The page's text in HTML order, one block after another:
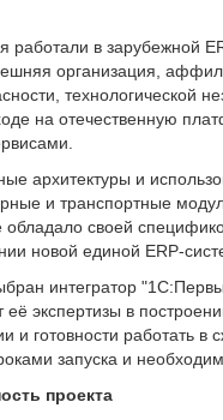
работали в зарубежной
организация,
технологической
на отечественную
архитектуры и
и транспортные
обладало своей
новой единой ERP-
интегратор
экспертизы в
и готовности работать
запуска и
проекта